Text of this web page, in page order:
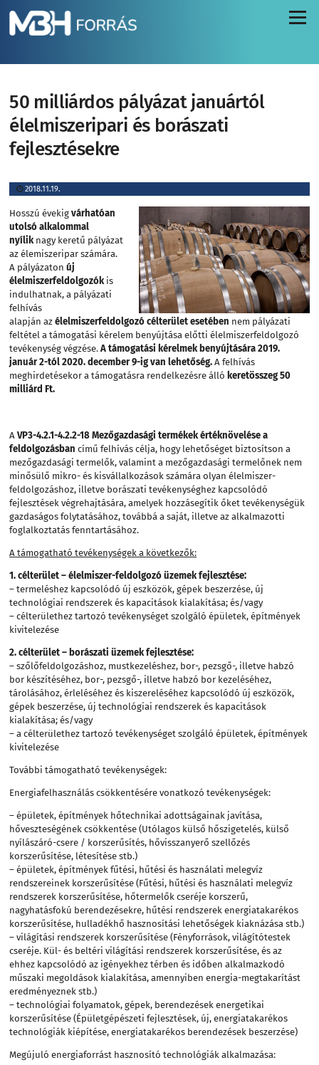
Menü
50 milliárdos pályázat januártól
élelmiszeripari és borászati
fejlesztésekre
2018.11.19.
Hosszú évekigvárhatóan
utolsó alkalommal
nyíliknagy keretű pályázat
az élemiszeripar számára.
A pályázatonúj
élelmiszerfeldolgozókis
indulhatnak, a pályázati
felhívás
alapján azélelmiszerfeldolgozó célterület esetében nem pályázati
feltétel a támogatási kérelem benyújtása előtti élelmiszerfeldolgozó
tevékenység végzése.A támogatási kérelmek benyújtására 2019.
január 2-tól 2020. december 9-ig van lehetőség. A felhívás
meghirdetésekor a támogatásra rendelkezésre álló keretösszeg 50
milliárd Ft.
AVP3-4.2.1-4.2.2-18 Mezőgazdasági termékek értéknövelése a
feldolgozásbancímű felhívás célja, hogy lehetőséget biztosítson a
mezőgazdasági termelők, valamint a mezőgazdasági termelőnek nem
minősülő mikro- és kisvállalkozások számára olyan élelmiszer-
feldolgozáshoz, illetve borászati tevékenységhez kapcsolódó
fejlesztések végrehajtására, amelyek hozzásegítik őket tevékenységük
gazdaságos folytatásához, továbbá a saját, illetve az alkalmazotti
foglalkoztatás fenntartásához.
A támogatható tevékenységek a következők:
1. célterület – élelmiszer-feldolgozó üzemek fejlesztése:
– termeléshez kapcsolódó új eszközök, gépek beszerzése, új
technológiai rendszerek és kapacitások kialakítása; és/vagy
– célterülethez tartozó tevékenységet szolgáló épületek, építmények
kivitelezése
2. célterület – borászati üzemek fejlesztése:
– szőlőfeldolgozáshoz, mustkezeléshez, bor-, pezsgő-, illetve habzó
bor készítéséhez, bor-, pezsgő-, illetve habzó bor kezeléséhez,
tárolásához, érleléséhez és kiszereléséhez kapcsolódó új eszközök,
gépek beszerzése, új technológiai rendszerek és kapacitások
kialakítása; és/vagy
– a célterülethez tartozó tevékenységet szolgáló épületek, építmények
kivitelezése
További támogatható tevékenységek:
Energiafelhasználás csökkentésére vonatkozó tevékenységek:
– épületek, építmények hőtechnikai adottságainak javítása,
hőveszteségének csökkentése (Utólagos külső hőszigetelés, külső
nyílászáró-csere / korszerűsítés, hővisszanyerő szellőzés
korszerűsítése, létesítése stb.)
– épületek, építmények fűtési, hűtési és használati melegvíz
rendszereinek korszerűsítése (Fűtési, hűtési és használati melegvíz
rendszerek korszerűsítése, hőtermelők cseréje korszerű,
nagyhatásfokú berendezésekre, hűtési rendszerek energiatakarékos
korszerűsítése, hulladékhő hasznosítási lehetőségek kiaknázása stb.)
– világítási rendszerek korszerűsítése (Fényforrások, világítótestek
cseréje. Kül- és beltéri világítási rendszerek korszerűsítése, és az
ehhez kapcsolódó az igényekhez térben és időben alkalmazkodó
műszaki megoldások kialakítása, amennyiben energia-megtakarítást
eredményeznek stb.)
– technológiai folyamatok, gépek, berendezések energetikai
korszerűsítése (Épületgépészeti fejlesztések, új, energiatakarékos
technológiák kiépítése, energiatakarékos berendezések beszerzése)
Megújuló energiaforrást hasznosító technológiák alkalmazása: